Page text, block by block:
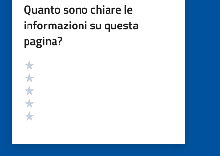
Quanto sono chiare le
informazioni su questa
pagina?
Valutazione